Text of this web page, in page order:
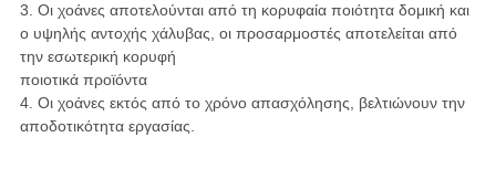
3. Οι χοάνες αποτελούνται από τη κορυφαία ποιότητα δομική και
ο υψηλής αντοχής χάλυβας, οι προσαρμοστές αποτελείται από
την εσωτερική κορυφή
ποιοτικά προϊόντα
4. Οι χοάνες εκτός από το χρόνο απασχόλησης, βελτιώνουν την
αποδοτικότητα εργασίας.